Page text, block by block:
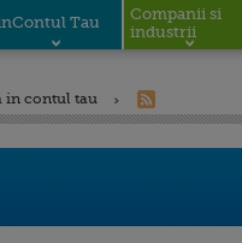
Tau
Companii si
industrii
in contul tau